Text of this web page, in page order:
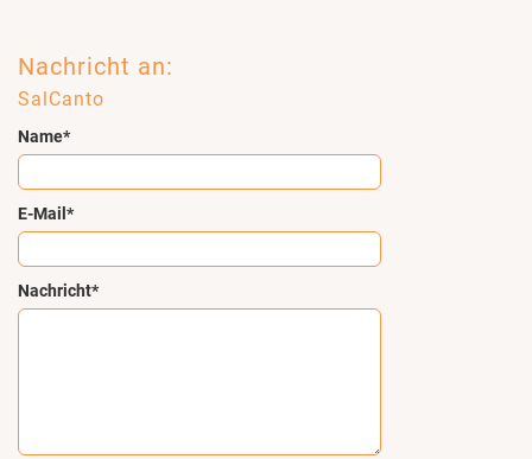
Nachricht an:
SalCanto
Name*
E-Mail*
Nachricht*